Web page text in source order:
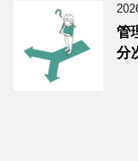
管
分